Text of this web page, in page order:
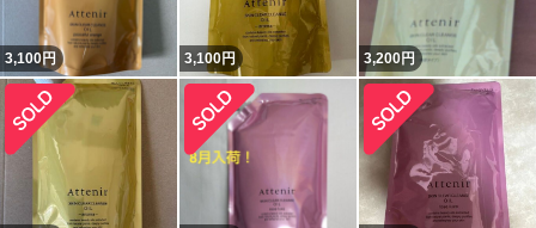
3,100円 3,100円 3,200円